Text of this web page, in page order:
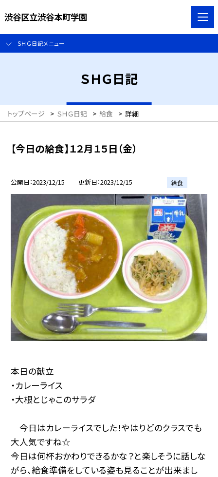
渋谷区立渋谷本町学園
ＳＨＧ日記メニュー
ＳＨＧ日記
トップページ > ＳＨＧ日記 > 給食 > 詳細
【今日の給食】１２月１５日（金）
公開日 2023/12/15 更新日 2023/12/15 給食
本日の献立
・カレーライス
・大根とじゃこのサラダ
今日はカレーライスでした！やはりどのクラスでも
大人気ですね☆
今日は何杯おかわりできるかな？と楽しそうに話しな
がら、給食準備をしている姿も見ることが出来まし